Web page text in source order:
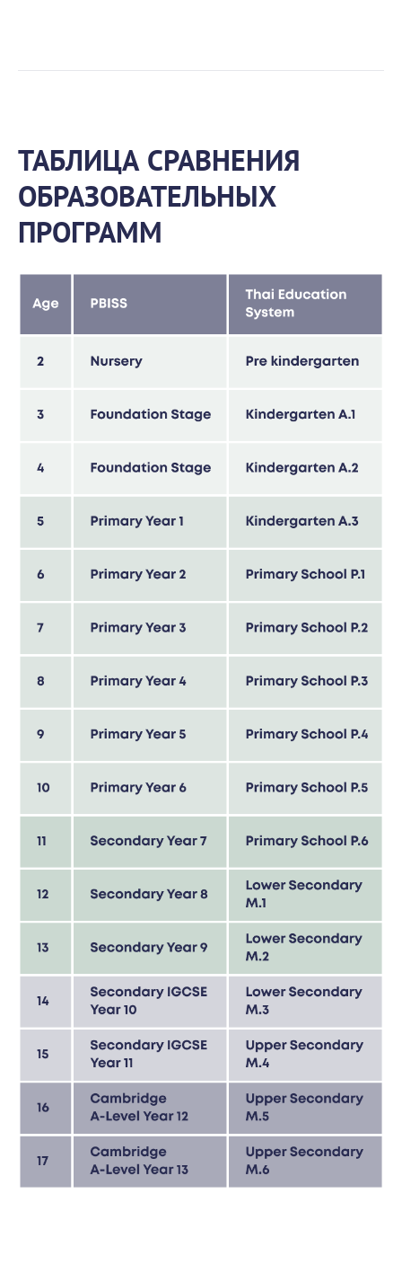
ТАБЛИЦА СРАВНЕНИЯ
ОБРАЗОВАТЕЛЬНЫХ
ПРОГРАММ